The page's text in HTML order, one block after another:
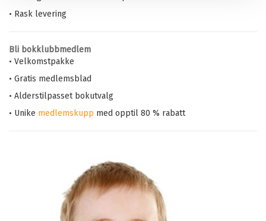
• Rask levering
Bli bokklubbmedlem
• Velkomstpakke
• Gratis medlemsblad
• Alderstilpasset bokutvalg
• Unike medlemskupp med opptil 80 % rabatt